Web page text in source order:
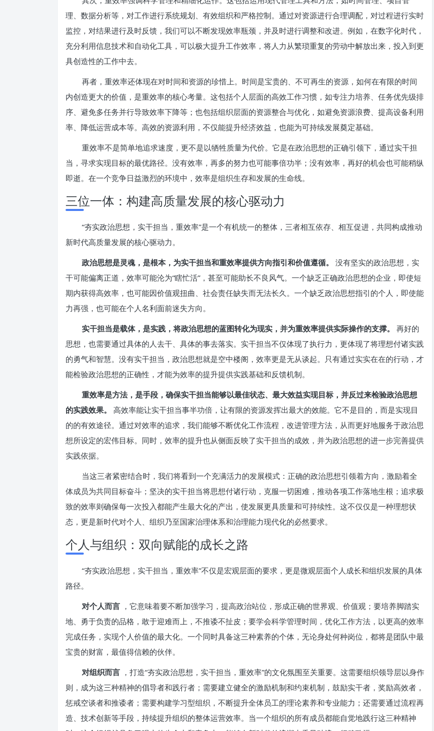
理、数据分析等，对工作进行系统规划、有效组织和严格控制。通过对资源进行合理调配，对过程进行实时
监控，对结果进行及时反馈，我们可以不断发现效率瓶颈，并及时进行调整和改进。例如，在数字化时代，
充分利用信息技术和自动化工具，可以极大提升工作效率，将人力从繁琐重复的劳动中解放出来，投入到更
具创造性的工作中去。
再者，重效率还体现在对时间和资源的珍惜上。时间是宝贵的、不可再生的资源，如何在有限的时间
内创造更大的价值，是重效率的核心考量。这包括个人层面的高效工作习惯，如专注力培养、任务优先级排
序、避免多任务并行导致效率下降等；也包括组织层面的资源整合与优化，如避免资源浪费、提高设备利用
率、降低运营成本等。高效的资源利用，不仅能提升经济效益，也能为可持续发展奠定基础。
重效率不是简单地追求速度，更不是以牺牲质量为代价。它是在政治思想的正确引领下，通过实干担
当，寻求实现目标的最优路径。没有效率，再多的努力也可能事倍功半；没有效率，再好的机会也可能稍纵
即逝。在一个竞争日益激烈的环境中，效率是组织生存和发展的生命线。
三位一体：构建高质量发展的核心驱动力
“夯实政治思想，实干担当，重效率”是一个有机统一的整体，三者相互依存、相互促进，共同构成推动
新时代高质量发展的核心驱动力。
政治思想是灵魂，是根本，为实干担当和重效率提供方向指引和价值遵循。
没有坚实的政治思想，实
干可能偏离正道，效率可能沦为“瞎忙活”，甚至可能助长不良风气。一个缺乏正确政治思想的企业，即使短
期内获得高效率，也可能因价值观扭曲、社会责任缺失而无法长久。一个缺乏政治思想指引的个人，即使能
力再强，也可能在个人名利面前迷失方向。
实干担当是载体，是实践，将政治思想的蓝图转化为现实，并为重效率提供实际操作的支撑。
再好的
思想，也需要通过具体的人去干、具体的事去落实。实干担当不仅体现了执行力，更体现了将理想付诸实践
的勇气和智慧。没有实干担当，政治思想就是空中楼阁，效率更是无从谈起。只有通过实实在在的行动，才
能检验政治思想的正确性，才能为效率的提升提供实践基础和反馈机制。
重效率是方法，是手段，确保实干担当能够以最佳状态、最大效益实现目标，并反过来检验政治思想
的实践效果。
高效率能让实干担当事半功倍，让有限的资源发挥出最大的效能。它不是目的，而是实现目
的的有效途径。通过对效率的追求，我们能够不断优化工作流程，改进管理方法，从而更好地服务于政治思
想所设定的宏伟目标。同时，效率的提升也从侧面反映了实干担当的成效，并为政治思想的进一步完善提供
实践依据。
当这三者紧密结合时，我们将看到一个充满活力的发展模式：正确的政治思想引领着方向，激励着全
体成员为共同目标奋斗；坚决的实干担当将思想付诸行动，克服一切困难，推动各项工作落地生根；追求极
致的效率则确保每一次投入都能产生最大化的产出，使发展更具质量和可持续性。这不仅仅是一种理想状
态，更是新时代对个人、组织乃至国家治理体系和治理能力现代化的必然要求。
个人与组织：双向赋能的成长之路
“夯实政治思想，实干担当，重效率”不仅是宏观层面的要求，更是微观层面个人成长和组织发展的具体
路径。
对个人而言 ，它意味着要不断加强学习，提高政治站位，形成正确的世界观、价值观；要培养脚踏实
地、勇于负责的品格，敢于迎难而上，不推诿不扯皮；要学会科学管理时间，优化工作方法，以更高的效率
完成任务，实现个人价值的最大化。一个同时具备这三种素养的个体，无论身处何种岗位，都将是团队中最
宝贵的财富，最值得信赖的伙伴。
对组织而言 ，打造“夯实政治思想，实干担当，重效率”的文化氛围至关重要。这需要组织领导层以身作
则，成为这三种精神的倡导者和践行者；需要建立健全的激励机制和约束机制，鼓励实干者，奖励高效者，
惩戒空谈者和推诿者；需要构建学习型组织，不断提升全体员工的理论素养和专业能力；还需要通过流程再
造、技术创新等手段，持续提升组织的整体运营效率。当一个组织的所有成员都能自觉地践行这三种精神